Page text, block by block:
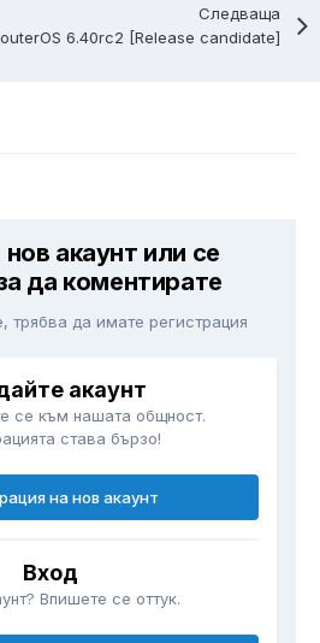
Следваща
6.40rc2 [Release candidate]
акаунт или се
да коментирате
трябва да имате регистрация
акаунт
се към нашата общност.
става бързо!
на нов акаунт
Вход
Впишете се оттук.